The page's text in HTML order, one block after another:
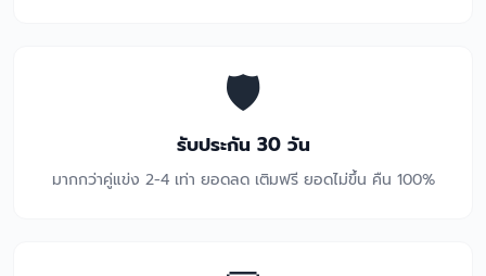
🛡️
รับประกัน 30 วัน
มากกว่าคู่แข่ง 2-4 เท่า ยอดลด เติมฟรี ยอดไม่ขึ้น คืน 100%